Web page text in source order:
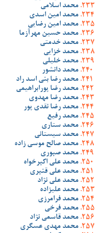
محمد اسلامی
محمد امین اسدی
محمد امین رضایی
محمد حسین مهرآزما
محمد خدمتی
محمد خزایی
محمد خلیلی
محمد دانشور
محمد رضا بنی اسد راد
محمد رضا پورابراهیمی
محمد رضا مهدوی
محمد رضا نقدی پور
محمد رفیع
محمد ستاری
محمد سیستانی
محمد صالح موسی زاده
محمد صبوری
محمد علی اکبرخواه
محمد علی قنبری
محمد علی نژاد
محمد علیزاده
محمد فرامرزی
محمد فرخی
محمد قاسمی نژاد
محمد مهدی عسگری